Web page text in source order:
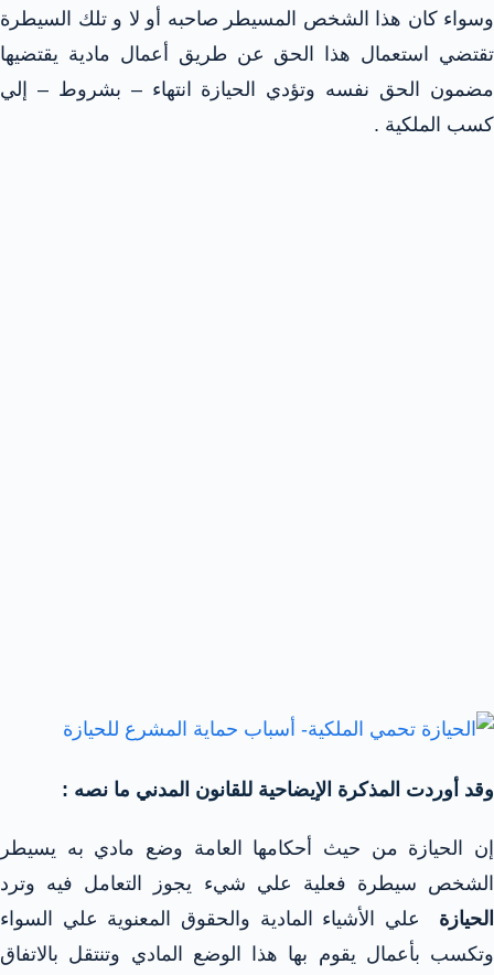
وسواء كان هذا الشخص المسيطر صاحبه أو لا و تلك السيطرة
تقتضي استعمال هذا الحق عن طريق أعمال مادية يقتضيها
مضمون الحق نفسه وتؤدي الحيازة انتهاء – بشروط – إلي
كسب الملكية .
وقد أوردت المذكرة الإيضاحية للقانون المدني ما نصه :
إن الحيازة من حيث أحكامها العامة وضع مادي به يسيطر
الشخص سيطرة فعلية علي شيء يجوز التعامل فيه وترد
الحيازة علي الأشياء المادية والحقوق المعنوية علي السواء
وتكسب بأعمال يقوم بها هذا الوضع المادي وتنتقل بالاتفاق